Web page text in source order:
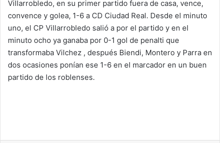
Villarrobledo, en su primer partido fuera de casa, vence,
convence y golea, 1-6 a CD Ciudad Real. Desde el minuto
uno, el CP Villarrobledo salió a por el partido y en el
minuto ocho ya ganaba por 0-1 gol de penalti que
transformaba Vilchez , después Biendi, Montero y Parra en
dos ocasiones ponían ese 1-6 en el marcador en un buen
partido de los roblenses.